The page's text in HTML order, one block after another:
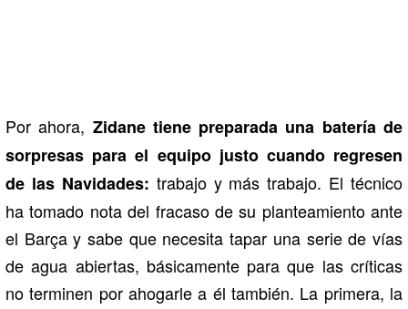
Por ahora, Zidane tiene preparada una batería de
sorpresas para el equipo justo cuando regresen
de las Navidades: trabajo y más trabajo. El técnico
ha tomado nota del fracaso de su planteamiento ante
el Barça y sabe que necesita tapar una serie de vías
de agua abiertas, básicamente para que las críticas
no terminen por ahogarle a él también. La primera, la